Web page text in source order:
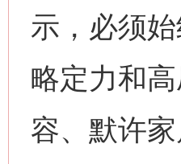
示，必须
略定力和
容、默许